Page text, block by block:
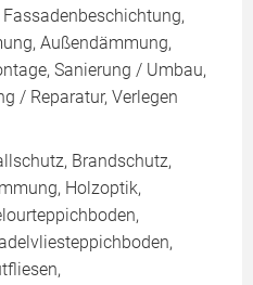
Außendämmung,
Sanierung / Umbau,
/ Reparatur, Verlegen
Brandschutz,
Holzoptik,